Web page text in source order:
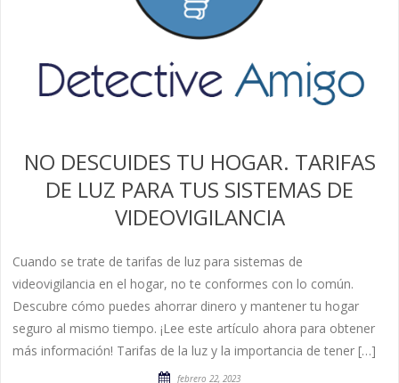
NO DESCUIDES TU HOGAR. TARIFAS
DE LUZ PARA TUS SISTEMAS DE
VIDEOVIGILANCIA
Cuando se trate de tarifas de luz para sistemas de
videovigilancia en el hogar, no te conformes con lo común.
Descubre cómo puedes ahorrar dinero y mantener tu hogar
seguro al mismo tiempo. ¡Lee este artículo ahora para obtener
más información! Tarifas de la luz y la importancia de tener […]
febrero 22, 2023